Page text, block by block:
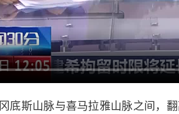
斯山脉与喜马拉雅山脉之间，翻